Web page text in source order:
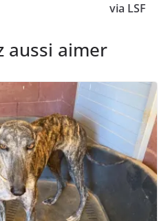
via LSF
aussi aimer